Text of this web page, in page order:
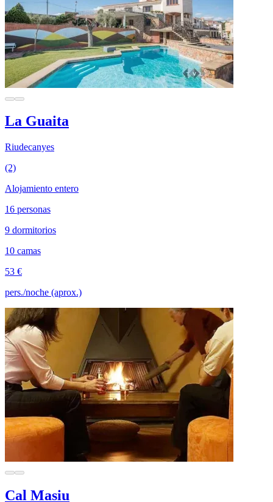
La Guaita
Riudecanyes
(2)
Alojamiento entero
16 personas
9 dormitorios
10 camas
53 €
pers./noche (aprox.)
Cal Masiu